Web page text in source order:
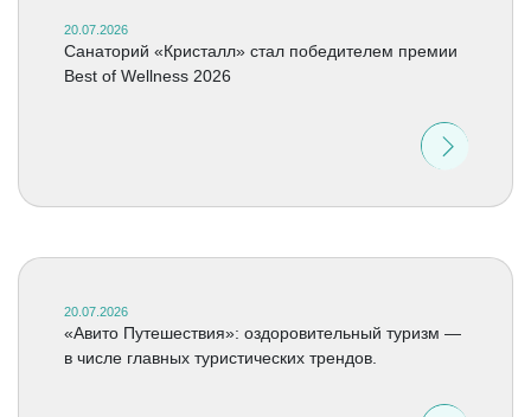
20.07.2026
Cанаторий «Кристалл» стал победителем премии
Best of Wellness 2026
20.07.2026
«Авито Путешествия»: оздоровительный туризм —
в числе главных туристических трендов.